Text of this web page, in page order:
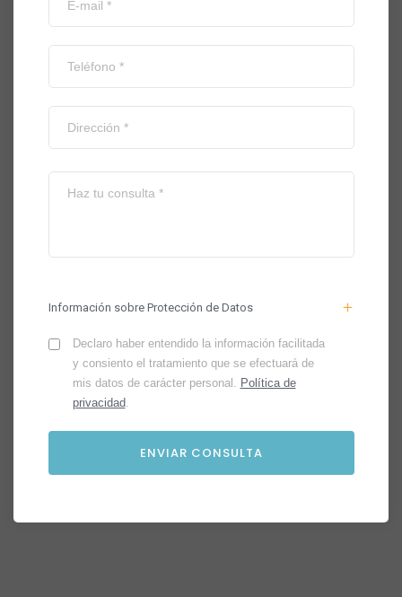
Información sobre Protección de Datos
Declaro haber entendido la información facilitada
y consiento el tratamiento que se efectuará de
mis datos de carácter personal. Política de
privacidad.